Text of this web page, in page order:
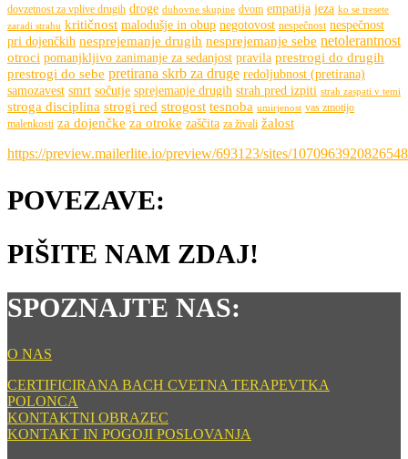
dovzetnost za vplive drugih droge duhovne skupine dvom empatija jeza ko se tresete
zaradi strahu kritičnost malodušje in obup negotovost nespečnost nespečnost
pri dojenčkih nesprejemanje drugih nesprejemanje sebe netolerantnost
otroci pomanjkljivo zanimanje za sedanjost pravila prestrogi do drugih
prestrogi do sebe pretirana skrb za druge redoljubnost (pretirana)
samozavest smrt sočutje sprejemanje drugih strah pred izpiti strah zaspati v temi
stroga disciplina strogi red strogost tesnoba umirjenost vas zmotijo
malenkosti za dojenčke za otroke zaščita za živali žalost
https://preview.mailerlite.io/preview/693123/sites/
POVEZAVE:
PIŠITE NAM ZDAJ!
SPOZNAJTE NAS:
O NAS
CERTIFICIRANA BACH CVETNA TERAPEVTKA
POLONCA
KONTAKTNI OBRAZEC
KONTAKT IN POGOJI POSLOVANJA